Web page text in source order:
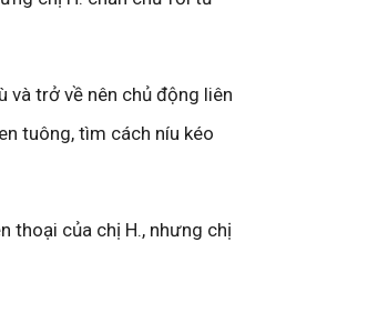
và trở về nên chủ động liên
tuông, tìm cách níu kéo
thoại của chị H., nhưng chị